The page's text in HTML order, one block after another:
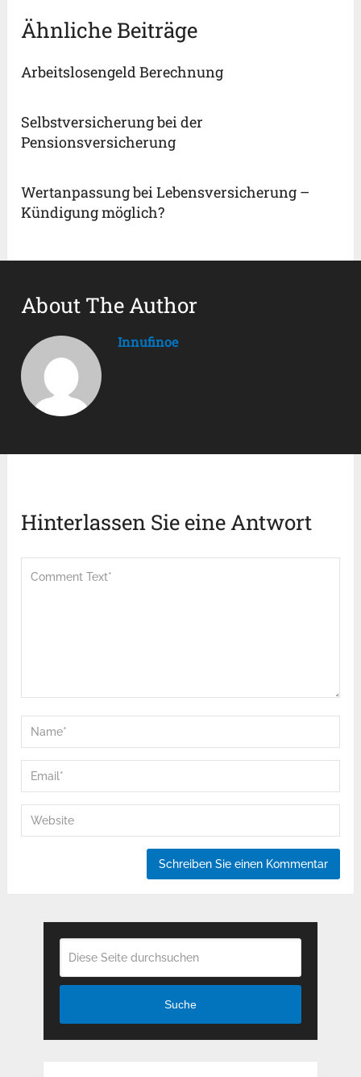
Ähnliche Beiträge
Arbeitslosengeld Berechnung
Selbstversicherung bei der
Pensionsversicherung
Wertanpassung bei Lebensversicherung –
Kündigung möglich?
About The Author
Innufinoe
Hinterlassen Sie eine Antwort
Suche